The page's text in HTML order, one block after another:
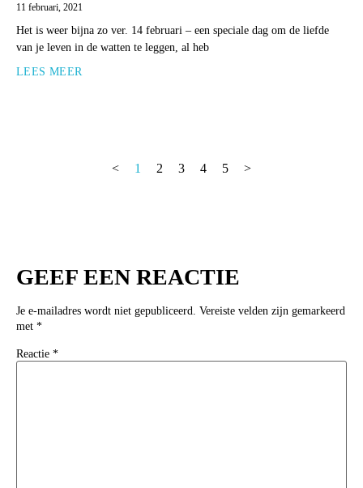
11 februari, 2021
Het is weer bijna zo ver. 14 februari – een speciale dag om de liefde
van je leven in de watten te leggen, al heb
LEES MEER
< 1 2 3 4 5 >
GEEF EEN REACTIE
Je e-mailadres wordt niet gepubliceerd. Vereiste velden zijn gemarkeerd
met *
Reactie *